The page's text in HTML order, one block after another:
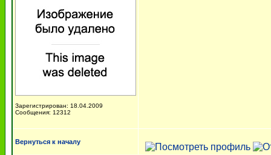
Зарегистрирован: 18.04.2009
Сообщения: 12312
Вернуться к началу